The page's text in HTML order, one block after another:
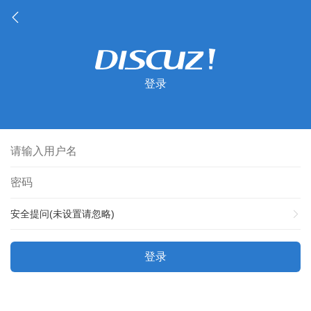
登录
安全提问(未设置请忽略)
登录